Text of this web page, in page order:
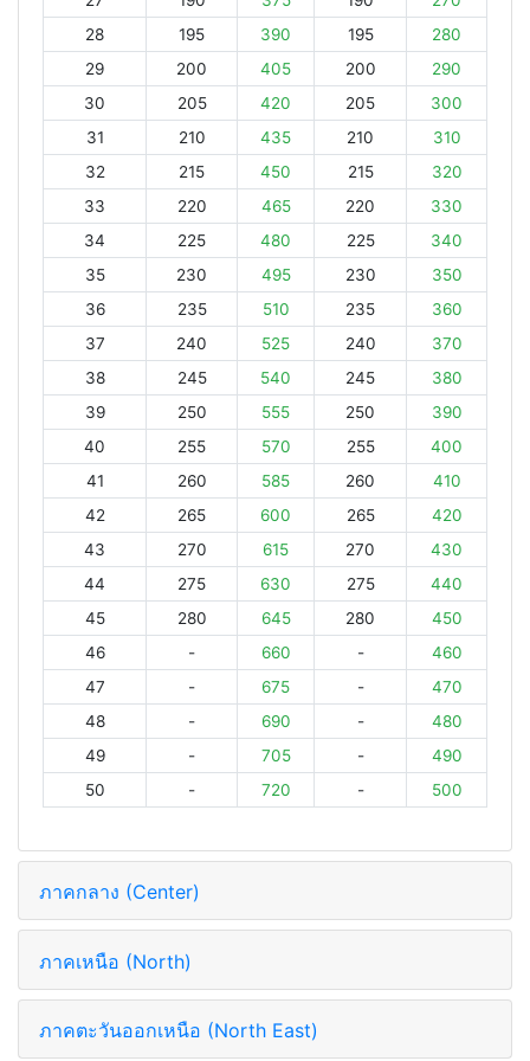
28
195 390 195
280
29
200 405 200
290
30
205 420 205
300
31
210 435 210
310
32
215 450 215
320
33
220 465 220
330
34
225 480 225
340
35
230 495 230
350
36
235 510 235
360
37
240 525 240
370
38
245 540 245
380
39
250 555 250
390
40
255 570 255
400
41
260 585 260
410
42
265 600 265
420
43
270 615 270
430
44
275 630 275
440
45
280 645 280
450
46
- 660 -
460
47
- 675 -
470
48
- 690 -
480
49
- 705 -
490
50
- 720 - 500
ภาคกลาง (Center)
ภาคเหนือ (North)
ภาคตะวันออกเหนือ (North East)